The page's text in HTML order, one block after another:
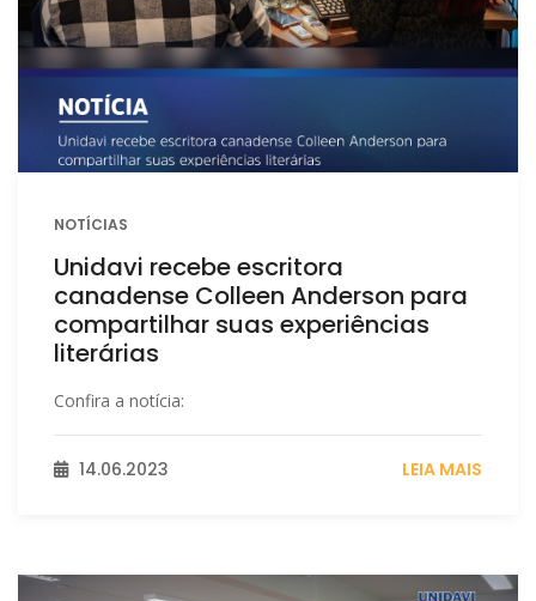
NOTÍCIAS
Unidavi recebe escritora
canadense Colleen Anderson para
compartilhar suas experiências
literárias
Confira a notícia:
14.06.2023 LEIA MAIS